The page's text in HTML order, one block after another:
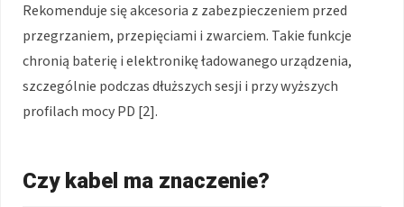
Rekomenduje się akcesoria z zabezpieczeniem przed
przegrzaniem, przepięciami i zwarciem. Takie funkcje
chronią baterię i elektronikę ładowanego urządzenia,
szczególnie podczas dłuższych sesji i przy wyższych
profilach mocy PD [2].
Czy kabel ma znaczenie?